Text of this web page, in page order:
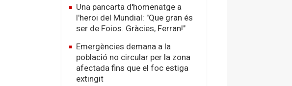
Una pancarta d'homenatge a
l'heroi del Mundial: "Que gran és
ser de Foios. Gràcies, Ferran!"
Emergències demana a la
població no circular per la zona
afectada fins que el foc estiga
extingit